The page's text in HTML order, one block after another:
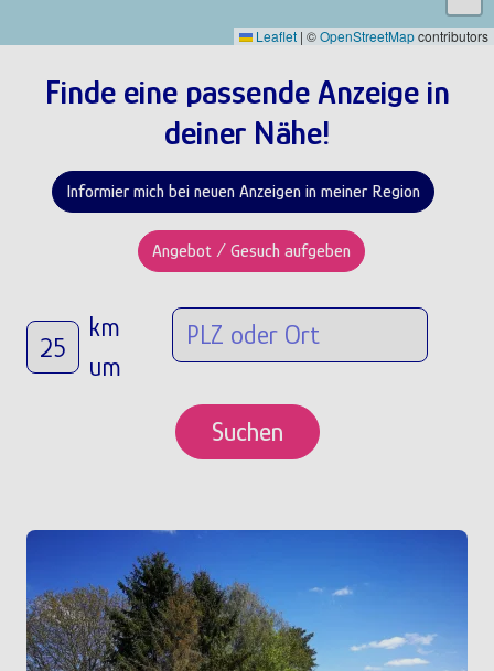
Finde eine passende Anzeige in
deiner Nähe!
Informier mich bei neuen Anzeigen in meiner Region
Angebot / Gesuch aufgeben
Leaflet | ©OpenStreetMapcontributors